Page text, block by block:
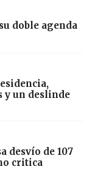
doble agenda
y un deslinde
desvío de 107
critica